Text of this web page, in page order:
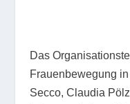
Das
Frauenbewegung
Secco, Claudia